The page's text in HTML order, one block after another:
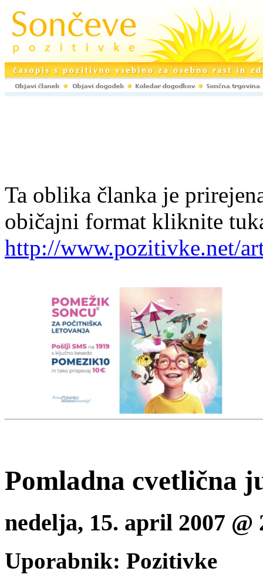
Ta oblika članka je
običajni format kliknite
http://www.pozitivke.net/
Pomladna cvetlična
nedelja, 15. april 2007 @
Uporabnik: Pozitivke